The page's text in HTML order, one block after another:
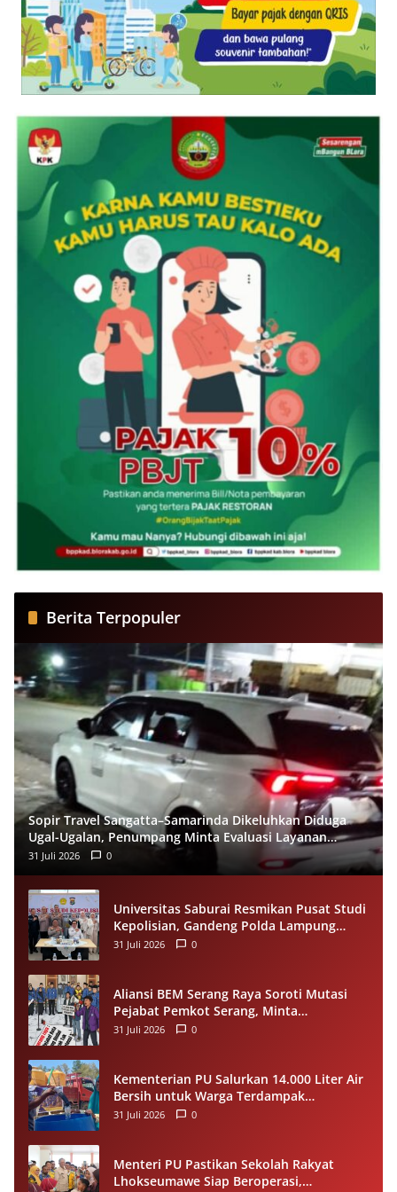
Berita Terpopuler
Sopir Travel Sangatta–Samarinda Dikeluhkan Diduga
Ugal-Ugalan, Penumpang Minta Evaluasi Layanan
Almeera
31 Juli 2026 0
Universitas Saburai Resmikan Pusat Studi
Kepolisian, Gandeng Polda Lampung
Perkuat Riset dan Pelayanan Publik
31 Juli 2026 0
Aliansi BEM Serang Raya Soroti Mutasi
Pejabat Pemkot Serang, Minta
Penempatan Jabatan Berbasis
31 Juli 2026 0
Kementerian PU Salurkan 14.000 Liter Air
Bersih untuk Warga Terdampak
Kekeringan di Seram Bagian Timur
31 Juli 2026 0
Menteri PU Pastikan Sekolah Rakyat
Lhokseumawe Siap Beroperasi,